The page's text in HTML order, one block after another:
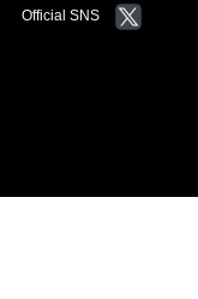
Official SNS